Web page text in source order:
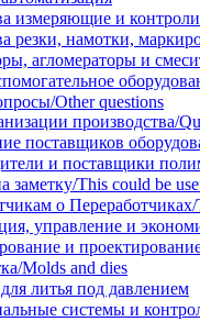
измеряющие и
резки, намотки,
агломераторы и
Other questions
производства/
поставщиков
и поставщики
заметку/This could be
о Переработчиках/
управление и
и
Molds and dies
литья под давлением
системы и